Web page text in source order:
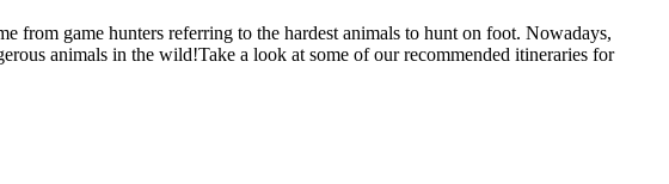
from game hunters referring to the hardest animals to hunt on foot. Nowadays,
animals in the wild!Take a look at some of our recommended itineraries for